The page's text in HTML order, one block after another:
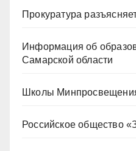
Прокуратура
Информация об
Самарской области
Школы
Российское общество